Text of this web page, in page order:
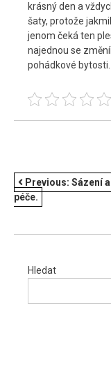
krásný den a
šaty, protože
jenom čeká ten
najednou se
pohádkové bytosti.
NAVIGACE
PRO
Previous: Sázení
péče.
Hledat